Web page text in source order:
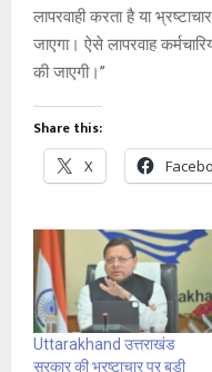
लापरवाही करता है या
जाएगा। ऐसे लापरवाह
की जाएगी।’’
Share this:
X
Uttarakhand उत्तराखंड
सरकार की भ्रष्टाचार पर बड़ी